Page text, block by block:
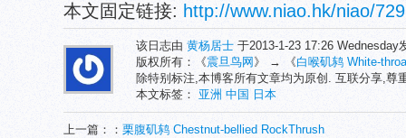
本文固定链接: http://www.niao.hk/niao/
该日志由 黄杨居士 于2013-1-23 17:26 Wednesday
版权所有：《震旦鸟网 》 → 《白喉矶鸫 White-
除特别标注,本博客所有文章均为原创. 互联分享,尊
本文标签： 亚洲 中国 日本
上一篇：： 栗腹矶鸫 Chestnut-bellied RockThrush